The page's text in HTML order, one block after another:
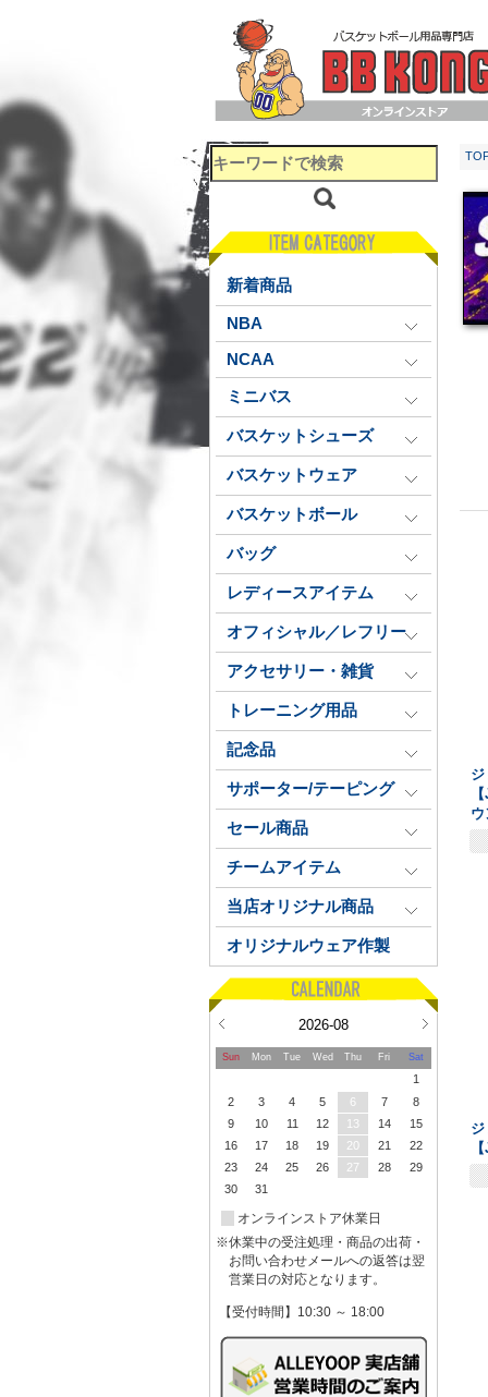
新着商品
NBA
NCAA
ミニバス
バスケットシューズ
バスケットウェア
バスケットボール
バッグ
レディースアイテム
オフィシャル／レフリー
アクセサリー・雑貨
トレーニング用品
記念品
サポーター/テーピング
セール商品
チームアイテム
当店オリジナル商品
オリジナルウェア作製
2026-08
Sun Mon Tue Wed Thu Fri Sat
1
2
3 4 5 6 7
8
9
10 11 12 13 14
15
16
17 18 19 20 21
22
23
24 25 26 27 28
29
30
31
オンラインストア休業日
※休業中の受注処理・商品の出荷・
お問い合わせメールへの返答は翌
営業日の対応となります。
【受付時間】10:30 ～ 18:00
ウ